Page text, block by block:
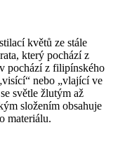
květů ze stále
který pochází z
pochází z filipínského
nebo „vlající ve
světle žlutým až
složením obsahuje
materiálu.